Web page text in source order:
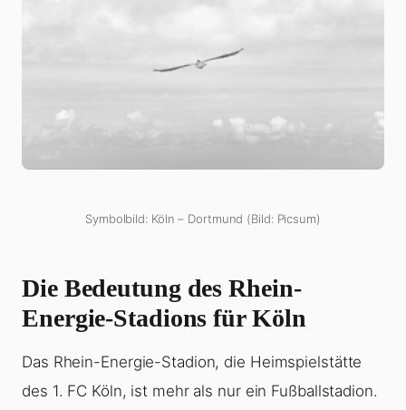
Symbolbild: Köln – Dortmund (Bild: Picsum)
Die Bedeutung des Rhein-
Energie-Stadions für Köln
Das Rhein-Energie-Stadion, die Heimspielstätte
des 1. FC Köln, ist mehr als nur ein Fußballstadion.